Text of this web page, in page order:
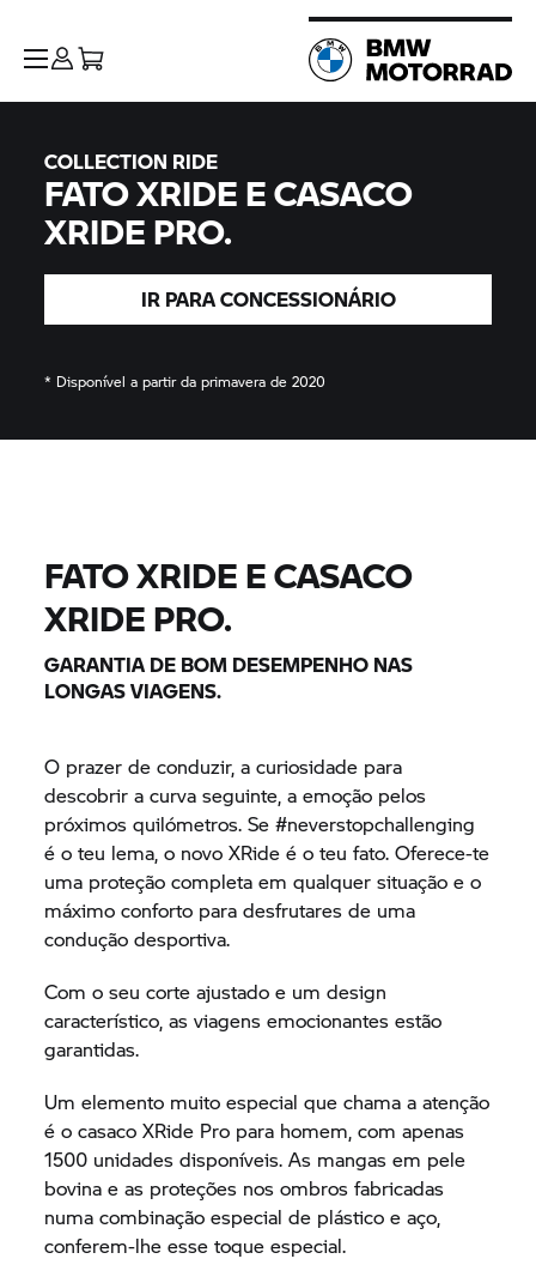
COLLECTION RIDE
FATO XRIDE E CASACO
XRIDE PRO.
IR PARACONCESSIONÁRIO
* Disponível a partir da primavera de 2020
FATO XRIDE E CASACO
XRIDE PRO.
GARANTIA DE BOM DESEMPENHO NAS
LONGAS VIAGENS.
O prazer de conduzir, a curiosidade para
descobrir a curva seguinte, a emoção pelos
próximos quilómetros. Se #neverstopchallenging
é o teu lema, o novo XRide é o teu fato. Oferece-te
uma proteção completa em qualquer situação e o
máximo conforto para desfrutares de uma
condução desportiva.
Com o seu corte ajustado e um design
característico, as viagens emocionantes estão
garantidas.
Um elemento muito especial que chama a atenção
é o casaco XRide Pro para homem, com apenas
1500 unidades disponíveis. As mangas em pele
bovina e as proteções nos ombros fabricadas
numa combinação especial de plástico e aço,
conferem-lhe esse toque especial.